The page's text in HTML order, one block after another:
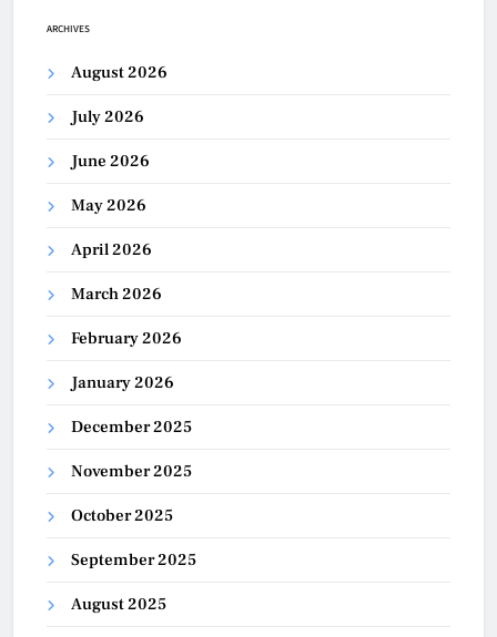
ARCHIVES
August 2026
July 2026
June 2026
May 2026
April 2026
March 2026
February 2026
January 2026
December 2025
November 2025
October 2025
September 2025
August 2025